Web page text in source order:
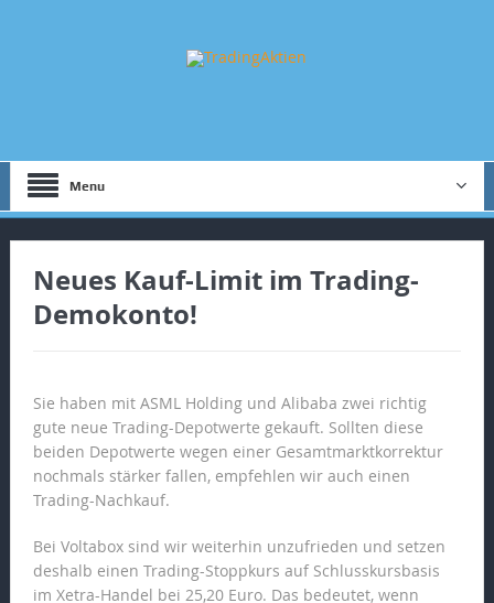
Menu
Neues Kauf-Limit im Trading-
Demokonto!
Sie haben mit ASML Holding und Alibaba zwei richtig
gute neue Trading-Depotwerte gekauft. Sollten diese
beiden Depotwerte wegen einer Gesamtmarktkorrektur
nochmals stärker fallen, empfehlen wir auch einen
Trading-Nachkauf.
Bei Voltabox sind wir weiterhin unzufrieden und setzen
deshalb einen Trading-Stoppkurs auf Schlusskursbasis
im Xetra-Handel bei 25,20 Euro. Das bedeutet, wenn